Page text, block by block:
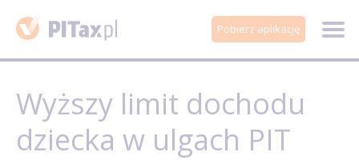
Pobierz aplikację
Wyższy limit dochodu
dziecka w ulgach PIT